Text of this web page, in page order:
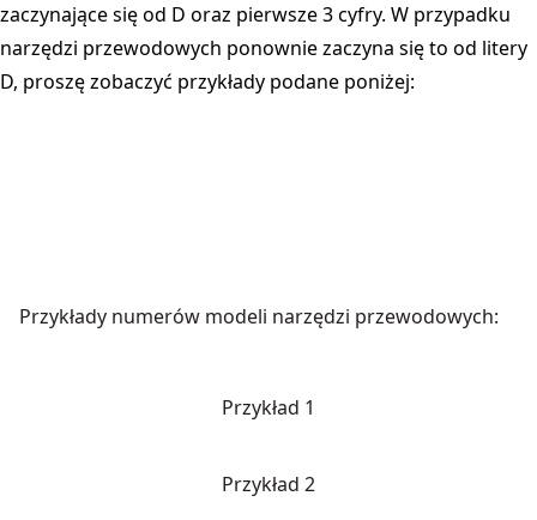
zaczynające się od D oraz pierwsze 3 cyfry. W przypadku
narzędzi przewodowych ponownie zaczyna się to od litery
D, proszę zobaczyć przykłady podane poniżej:
Przykłady numerów modeli narzędzi przewodowych:
Przykład 1
Przykład 2